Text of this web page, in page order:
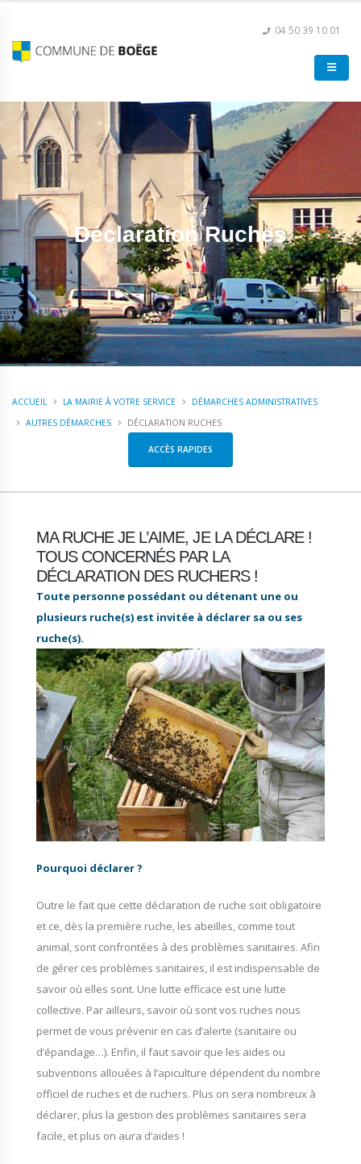
04 50 39 10 01
Déclaration Ruches
ACCUEIL LA MAIRIE À VOTRE SERVICE
DÉMARCHES ADMINISTRATIVES
AUTRES DÉMARCHES
DÉCLARATION RUCHES
ACCÈS RAPIDES
MA RUCHE JE L’AIME, JE LA DÉCLARE !
TOUS CONCERNÉS PAR LA
DÉCLARATION DES RUCHERS !
Toute personne possédant ou détenant une ou
plusieurs ruche(s) est invitée à déclarer sa ou ses
ruche(s).
Pourquoi déclarer ?
Outre le fait que cette déclaration de ruche soit obligatoire
et ce, dès la première ruche, les abeilles, comme tout
animal, sont confrontées à des problèmes sanitaires. Afin
de gérer ces problèmes sanitaires, il est indispensable de
savoir où elles sont. Une lutte efficace est une lutte
collective. Par ailleurs, savoir où sont vos ruches nous
permet de vous prévenir en cas d’alerte (sanitaire ou
d’épandage…). Enfin, il faut savoir que les aides ou
subventions allouées à l’apiculture dépendent du nombre
officiel de ruches et de ruchers. Plus on sera nombreux à
déclarer, plus la gestion des problèmes sanitaires sera
facile, et plus on aura d’aides !